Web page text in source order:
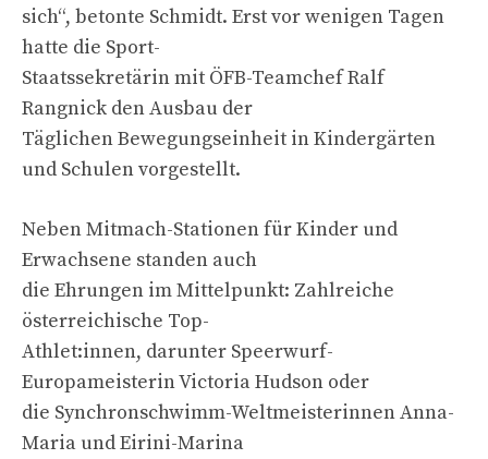
sich“, betonte Schmidt. Erst vor wenigen Tagen
hatte die Sport-
Staatssekretärin mit ÖFB-Teamchef Ralf
Rangnick den Ausbau der
Täglichen Bewegungseinheit in Kindergärten
und Schulen vorgestellt.
Neben Mitmach-Stationen für Kinder und
Erwachsene standen auch
die Ehrungen im Mittelpunkt: Zahlreiche
österreichische Top-
Athlet:innen, darunter Speerwurf-
Europameisterin Victoria Hudson oder
die Synchronschwimm-Weltmeisterinnen Anna-
Maria und Eirini-Marina